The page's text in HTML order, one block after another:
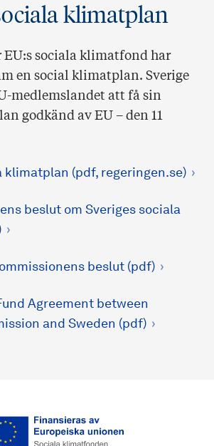
klimatplan
sociala klimatfond har
en social klimatplan. Sverige
medlemslandet att få sin
godkänd av EU – den 11
klimatplan (pdf, regeringen.se)
beslut om Sveriges sociala
beslut (pdf)
Agreement between
and Sweden (pdf)